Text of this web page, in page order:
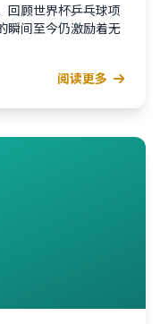
回顾世界杯乒乓球项
瞬间至今仍激励着无
阅读更多